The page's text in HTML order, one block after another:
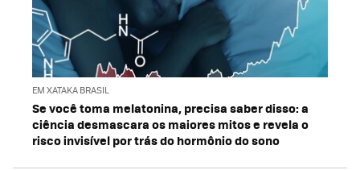
EM XATAKA BRASIL
Se você toma melatonina, precisa saber disso: a
ciência desmascara os maiores mitos e revela o
risco invisível por trás do hormônio do sono